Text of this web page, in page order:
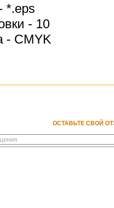
*.eps
- 10
- CMYK
ОСТАВЬТЕ СВОЙ